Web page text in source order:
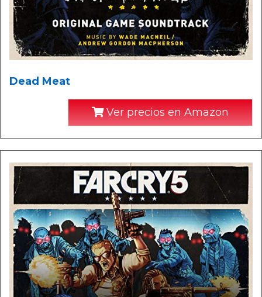
Dead Meat
Ver precios en Amazon